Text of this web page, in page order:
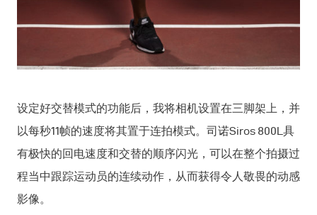
设定好交替模式的功能后，我将相机设置在三脚架上，并
以每秒11帧的速度将其置于连拍模式。司诺Siros 800L具
有极快的回电速度和交替的顺序闪光，可以在整个拍摄过
程当中跟踪运动员的连续动作，从而获得令人敬畏的动感
影像。